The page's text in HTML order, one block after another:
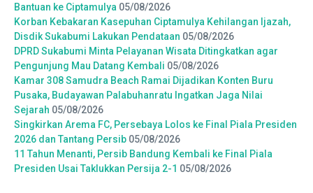
Bantuan ke Ciptamulya 05/08/2026
Korban Kebakaran Kasepuhan Ciptamulya Kehilangan Ijazah,
Disdik Sukabumi Lakukan Pendataan 05/08/2026
DPRD Sukabumi Minta Pelayanan Wisata Ditingkatkan agar
Pengunjung Mau Datang Kembali 05/08/2026
Kamar 308 Samudra Beach Ramai Dijadikan Konten Buru
Pusaka, Budayawan Palabuhanratu Ingatkan Jaga Nilai
Sejarah 05/08/2026
Singkirkan Arema FC, Persebaya Lolos ke Final Piala Presiden
2026 dan Tantang Persib 05/08/2026
11 Tahun Menanti, Persib Bandung Kembali ke Final Piala
Presiden Usai Taklukkan Persija 2-1 05/08/2026